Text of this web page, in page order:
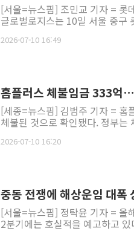
[서울=뉴스핌] 조민교 기자 = 롯
글로벌로지스는 10일 서울 중구
2026-07-10 16:49
홈플러스 체불임금 333억
[세종=뉴스핌] 김범주 기자 = 홈
체불된 것으로 확인됐다. 정부
2026-07-10 16:20
중동 전쟁에 해상운임 대
[서울=뉴스핌] 정탁윤 기자 = 올
2분기에는 호실적을 예고하고